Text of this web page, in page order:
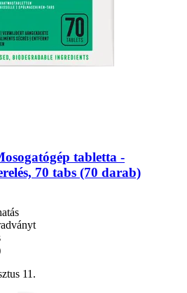
tabletta -​
70 tabs (70 darab)
11.